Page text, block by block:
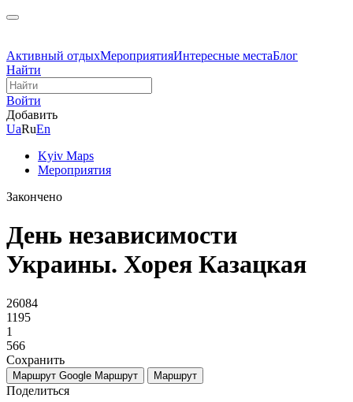
Активный отдыхМероприятияИнтересные местаБлог
Найти
Войти
Добавить
UaRuEn
Kyiv Maps
Мероприятия
Закончено
День независимости
Украины. Хорея Казацкая
26084
1195
1
566
Сохранить
Маршрут Google Маршрут Маршрут
Поделиться